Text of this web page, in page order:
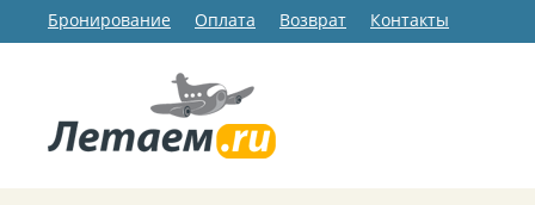
Бронирование Оплата Возврат Контакты